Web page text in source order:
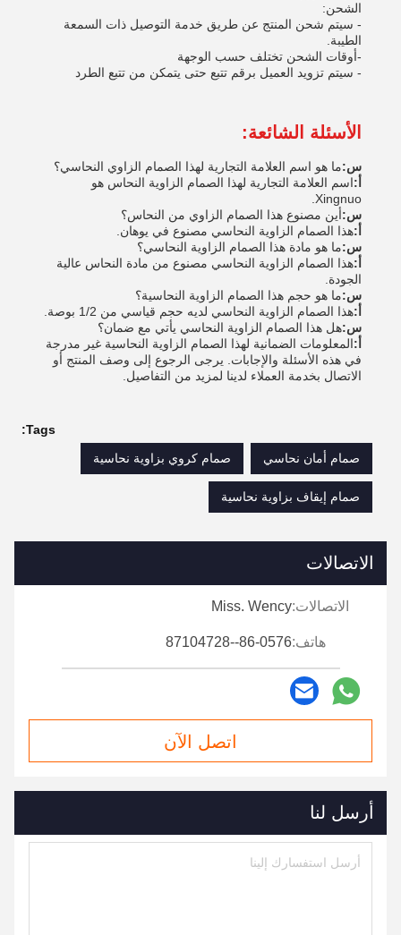
الشحن:
- سيتم شحن المنتج عن طريق خدمة التوصيل ذات السمعة
الطيبة.
-أوقات الشحن تختلف حسب الوجهة
- سيتم تزويد العميل برقم تتبع حتى يتمكن من تتبع الطرد
الأسئلة الشائعة:
س:ما هو اسم العلامة التجارية لهذا الصمام الزاوي النحاسي؟
أ:اسم العلامة التجارية لهذا الصمام الزاوية النحاس هو
Xingnuo.
س:أين مصنوع هذا الصمام الزاوي من النحاس؟
أ:هذا الصمام الزاوية النحاسي مصنوع في يوهان.
س:ما هو مادة هذا الصمام الزاوية النحاسي؟
أ:هذا الصمام الزاوية النحاسي مصنوع من مادة النحاس عالية
الجودة.
س:ما هو حجم هذا الصمام الزاوية النحاسية؟
أ:هذا الصمام الزاوية النحاسي لديه حجم قياسي من 1/2 بوصة.
س:هل هذا الصمام الزاوية النحاسي يأتي مع ضمان؟
أ:المعلومات الضمانية لهذا الصمام الزاوية النحاسية غير مدرجة
في هذه الأسئلة والإجابات. يرجى الرجوع إلى وصف المنتج أو
الاتصال بخدمة العملاء لدينا لمزيد من التفاصيل.
Tags:
صمام أمان نحاسي
صمام كروي بزاوية نحاسية
صمام إيقاف بزاوية نحاسية
الاتصالات
الاتصالات:Miss. Wency
هاتف:86-0576--87104728
اتصل الآن
أرسل لنا